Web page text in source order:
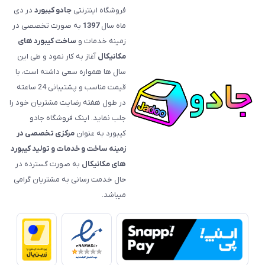
فروشگاه اینترنتی جادو کیبورد در دی
ماه سال1397 به صورت تخصصی در
زمینه خدمات و ساخت کیبورد های
مکانیکالآغاز به کار نمود و طی این
سال ها همواره سعی داشته است، با
قیمت‌ مناسب و پشتیبانی 24 ساعته
در طول هفته رضایت مشتریان خود را
جلب نماید. اینک فروشگاه جادو
کیبورد به عنوان مرکزی تخصصی در
زمینه ساخت و خدمات و تولید کیبورد
های مکانیکال به صورت گسترده در
حال خدمت رسانی به مشتریان گرامی
میباشد.